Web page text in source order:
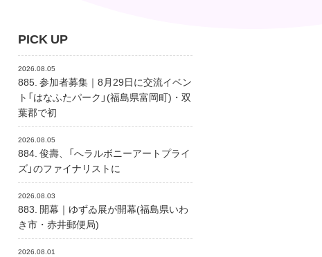
PICK UP
2026.08.05
885. 参加者募集｜8月29日に交流イベン
ト「はなふたパーク」(福島県富岡町)・双
葉郡で初
2026.08.05
884. 俊壽、「へラルボニーアートプライ
ズ」のファイナリストに
2026.08.03
883. 開幕｜ゆずゐ展が開幕(福島県いわ
き市・赤井郵便局)
2026.08.01